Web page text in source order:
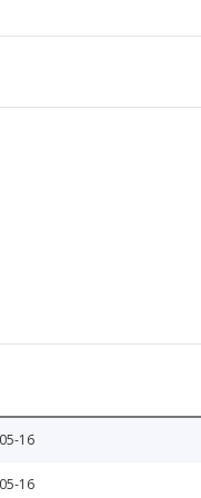
16
16